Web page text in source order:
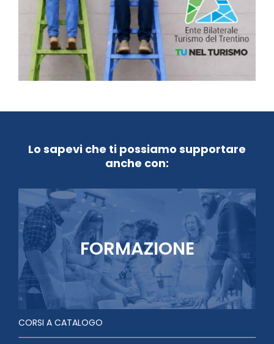
Lo sapevi che ti possiamo supportare
anche con:
FORMAZIONE
CORSI A CATALOGO